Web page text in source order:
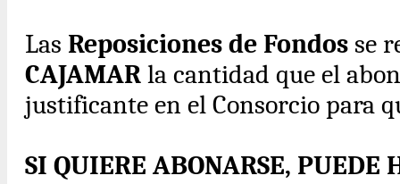
Las Reposiciones de Fondos se
CAJAMAR la cantidad que el
justificante en el Consorcio para
SI QUIERE ABONARSE, PUEDE